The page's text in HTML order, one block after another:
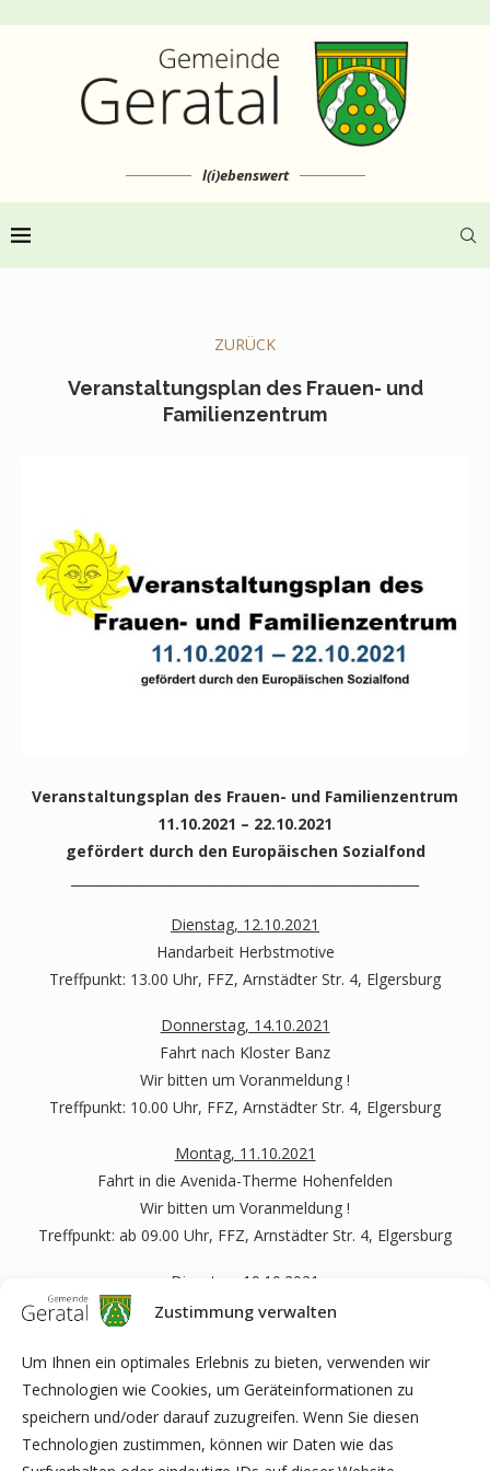
Zustimmung verwalten
Um Ihnen ein optimales Erlebnis zu bieten, verwenden wir
Technologien wie Cookies, um Geräteinformationen zu
speichern und/oder darauf zuzugreifen. Wenn Sie diesen
Technologien zustimmen, können wir Daten wie das
l(i)ebenswert
ZURÜCK
Veranstaltungsplan des Frauen- und
Familienzentrum
Veranstaltungsplan des Frauen- und Familienzentrum
11.10.2021 – 22.10.2021
gefördert durch den Europäischen Sozialfond
Dienstag, 12.10.2021
Handarbeit Herbstmotive
Treffpunkt: 13.00 Uhr, FFZ, Arnstädter Str. 4, Elgersburg
Donnerstag, 14.10.2021
Fahrt nach Kloster Banz
Wir bitten um Voranmeldung !
Treffpunkt: 10.00 Uhr, FFZ, Arnstädter Str. 4, Elgersburg
Montag, 11.10.2021
Fahrt in die Avenida-Therme Hohenfelden
Wir bitten um Voranmeldung !
Treffpunkt: ab 09.00 Uhr, FFZ, Arnstädter Str. 4, Elgersburg
Dienstag, 19.10.2021
Mützen und Schal stricken
Donnerstag, 21.10.2021
Hilfe beim Erstellen von Bewerbungen
Treffpunkt: 10.00 Uhr, FFZ, Arnstädter Str. 4, Elgersburg